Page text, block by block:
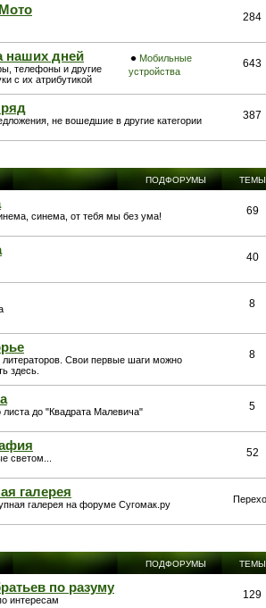
284
наших дней
телефоны и другие
с их атрибутикой
Мобильные
устройства
643
не вошедшие в другие категории 387
ПОДФОРУМЫ ТЕМЫ
синема, от тебя мы без ума! 69
40
8
Свои первые шаги можно
здесь.
8
листа до "Квадрата Малевича" 5
светом... 52
галерея
галерея на форуме Сугомак.ру
ПОДФОРУМЫ ТЕМЫ
по разуму
интересам 129